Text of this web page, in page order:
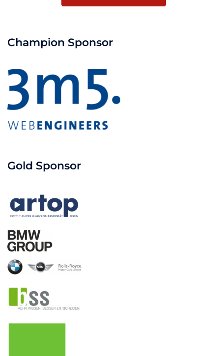
Champion Sponsor
Gold Sponsor